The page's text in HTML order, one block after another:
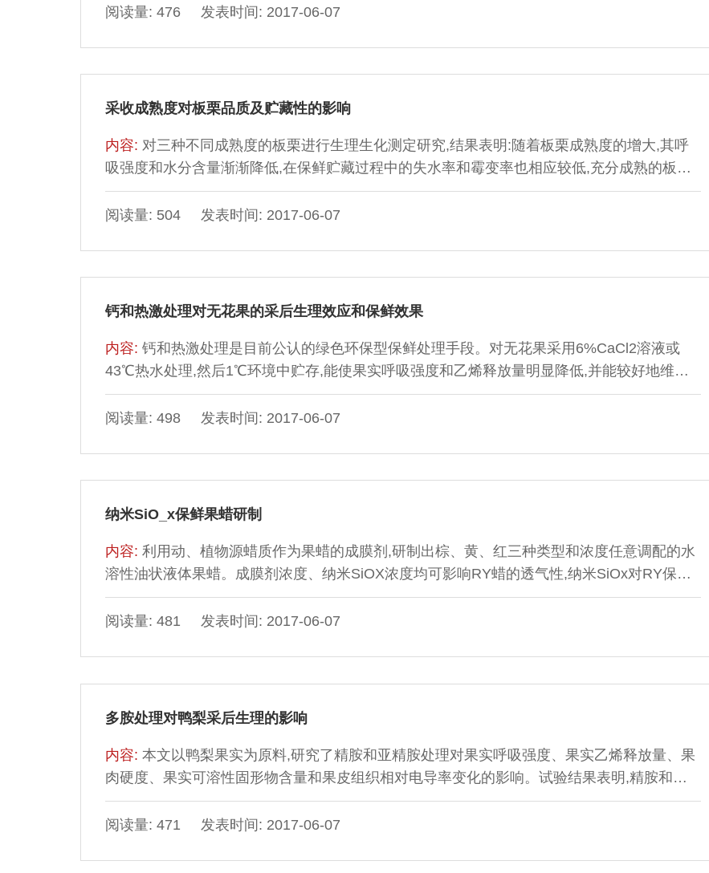
病原菌进行实验室内抑菌筛选,以减少实际操作过程中盲目用药造成损失;主张并强调采后病害
阅读量: 476 发表时间: 2017-06-07
采收成熟度对板栗品质及贮藏性的影响
内容: 对三种不同成熟度的板栗进行生理生化测定研究,结果表明:随着板栗成熟度的增大,其呼
吸强度和水分含量渐渐降低,在保鲜贮藏过程中的失水率和霉变率也相应较低,充分成熟的板栗
呼吸强度和含水量为3.41mgCO2/100g.h和48.95%,分别比成熟前10d采收的板栗低3.76%和
10.01%;充分成熟的板栗,果实体内各种营养物质得到充分积累,具有较好的品质和抵抗外界不良
阅读量: 504 发表时间: 2017-06-07
钙和热激处理对无花果的采后生理效应和保鲜效果
内容: 钙和热激处理是目前公认的绿色环保型保鲜处理手段。对无花果采用6%CaCl2溶液或
43℃热水处理,然后1℃环境中贮存,能使果实呼吸强度和乙烯释放量明显降低,并能较好地维持
SOD活性,抑制MDA的生成。热处理能显著降低果实腐烂率,钙处理在维持果实硬度方面效果很
好。整体比较,热处理的保鲜效果优于钙处理。
阅读量: 498 发表时间: 2017-06-07
纳米SiO_x保鲜果蜡研制
内容: 利用动、植物源蜡质作为果蜡的成膜剂,研制出棕、黄、红三种类型和浓度任意调配的水
溶性油状液体果蜡。成膜剂浓度、纳米SiOX浓度均可影响RY蜡的透气性,纳米SiOx对RY保鲜
蜡透气性的降低效应大于成膜剂。纳米SiOX保鲜果蜡在增加果品色泽、亮度及降低果品干耗
等性能方面与进口果蜡相近,在防腐性能方面优于进口果蜡。
阅读量: 481 发表时间: 2017-06-07
多胺处理对鸭梨采后生理的影响
内容: 本文以鸭梨果实为原料,研究了精胺和亚精胺处理对果实呼吸强度、果实乙烯释放量、果
肉硬度、果实可溶性固形物含量和果皮组织相对电导率变化的影响。试验结果表明,精胺和亚
精胺处理对鸭梨果实的呼吸强度和乙烯释放量具有显著的抑制作用,贮藏240d时,多胺处理组果
实可溶性固形物含量和果肉硬度显著高于对照组(p<0.01),果心褐变指数显著低于对照组
阅读量: 471 发表时间: 2017-06-07